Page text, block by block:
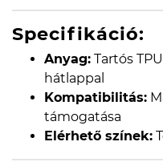
Specifikáció:
Anyag: Tartós
hátlappal
Kompatibilitás:
támogatása
Elérhető színek: